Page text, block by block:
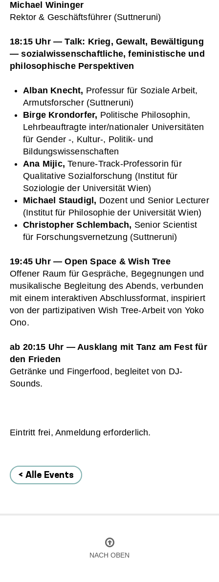
Michael Wininger
Rektor & Geschäftsführer (Suttneruni)
18:15 Uhr — Talk: Krieg, Gewalt, Bewältigung
— sozialwissenschaftliche, feministische und
philosophische Perspektiven
Alban Knecht, Professur für Soziale Arbeit,
Armutsforscher (Suttneruni)
Birge Krondorfer, Politische Philosophin,
Lehrbeauftragte inter/nationaler Universitäten
für Gender -, Kultur-, Politik- und
Bildungswissenschaften
Ana Mijic, Tenure-Track-Professorin für
Qualitative Sozialforschung (Institut für
Soziologie der Universität Wien)
Michael Staudigl, Dozent und Senior Lecturer
(Institut für Philosophie der Universität Wien)
Christopher Schlembach, Senior Scientist
für Forschungsvernetzung (Suttneruni)
19:45 Uhr — Open Space & Wish Tree
Offener Raum für Gespräche, Begegnungen und
musikalische Begleitung des Abends, verbunden
mit einem interaktiven Abschlussformat, inspiriert
von der partizipativen Wish Tree-Arbeit von Yoko
Ono.
ab 20:15 Uhr — Ausklang mit Tanz am Fest für
den Frieden
Getränke und Fingerfood, begleitet von DJ-
Sounds.
Eintritt frei, Anmeldung erforderlich.
< Alle Events
NACH OBEN